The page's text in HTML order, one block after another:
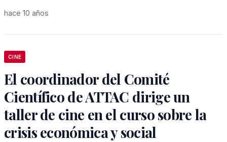
hace 10 años
CINE
El coordinador del Comité
Científico de ATTAC dirige un
taller de cine en el curso sobre la
crisis económica y social